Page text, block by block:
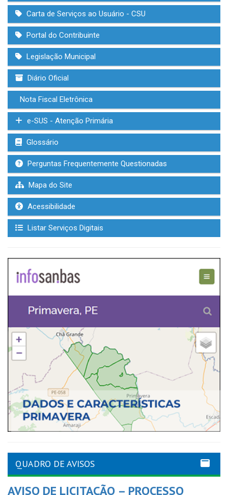
Carta de Serviços ao Usuário - CSU
Portal do Contribuinte
Legislação Municipal
Diário Oficial
Nota Fiscal Eletrônica
e-SUS - Atenção Primária
Glossário
Perguntas Frequentemente Questionadas
Mapa do Site
Acessibilidade
Listar Serviços Digitais
QUADRO DE AVISOS
AVISO DE LICITAÇÃO – PROCESSO